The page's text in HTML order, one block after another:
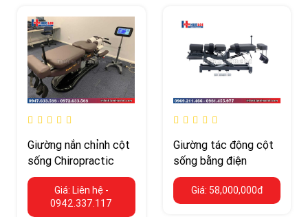
Giường nắn chỉnh cột
sống Chiropractic
Giá: Liên hệ -
0942.337.117
Giường tác động cột
sống bằng điện
Giá: 58,000,000đ